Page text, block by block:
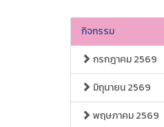
กิจกรรม
กรกฎาคม 2569
มิถุนายน 2569
พฤษภาคม 2569